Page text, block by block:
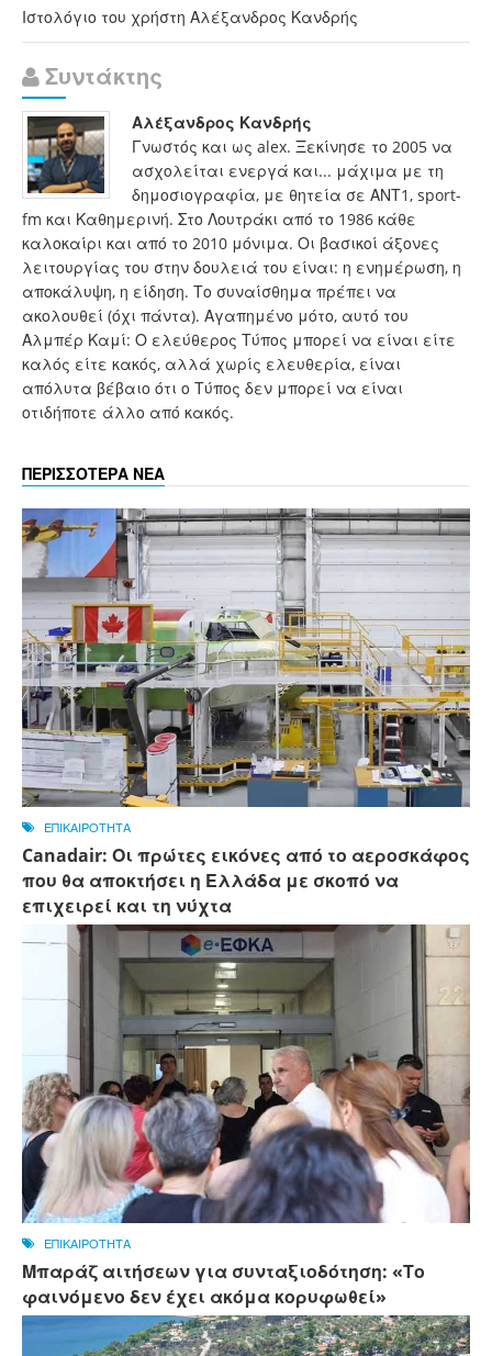
Ιστολόγιο του χρήστη Αλέξανδρος Κανδρής
Συντάκτης
Αλέξανδρος Κανδρής
Γνωστός και ως alex. Ξεκίνησε το 2005 να
ασχολείται ενεργά και... μάχιμα με τη
δημοσιογραφία, με θητεία σε ΑΝΤ1, sport-
fm και Καθημερινή. Στο Λουτράκι από το 1986 κάθε
καλοκαίρι και από το 2010 μόνιμα. Οι βασικοί άξονες
λειτουργίας του στην δουλειά του είναι: η ενημέρωση, η
αποκάλυψη, η είδηση. Το συναίσθημα πρέπει να
ακολουθεί (όχι πάντα). Αγαπημένο μότο, αυτό του
Αλμπέρ Καμί: Ο ελεύθερος Τύπος μπορεί να είναι είτε
καλός είτε κακός, αλλά χωρίς ελευθερία, είναι
απόλυτα βέβαιο ότι ο Τύπος δεν μπορεί να είναι
οτιδήποτε άλλο από κακός.
ΠΕΡΙΣΣΟΤΕΡΑ ΝΕΑ
ΕΠΙΚΑΙΡΟΤΗΤΑ
Canadair: Οι πρώτες εικόνες από το αεροσκάφος
που θα αποκτήσει η Ελλάδα με σκοπό να
επιχειρεί και τη νύχτα
ΕΠΙΚΑΙΡΟΤΗΤΑ
Μπαράζ αιτήσεων για συνταξιοδότηση: «Το
φαινόμενο δεν έχει ακόμα κορυφωθεί»